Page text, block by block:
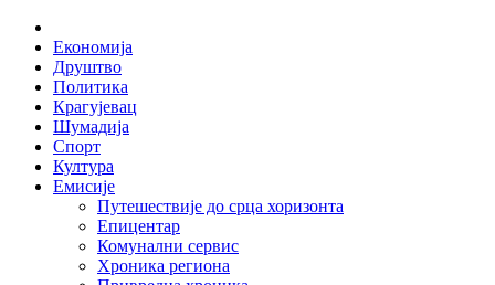
Skip
content
Економија
Друштво
Политика
Крагујевац
Шумадија
Спорт
Култура
Емисије
Путешествије до срца хоризонта
Епицентар
Комунални сервис
Хроника региона